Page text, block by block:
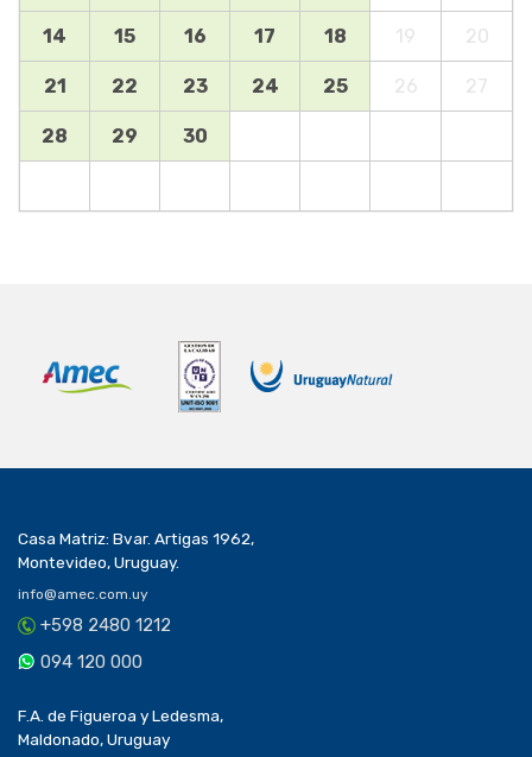
14 15 16 17 18 19 20
21 22 23 24 25 26 27
28 29 30
Casa Matriz: Bvar. Artigas 1962,
Montevideo, Uruguay.
info@amec.com.uy
+598 2480 1212
094 120 000
F.A. de Figueroa y Ledesma,
Maldonado, Uruguay